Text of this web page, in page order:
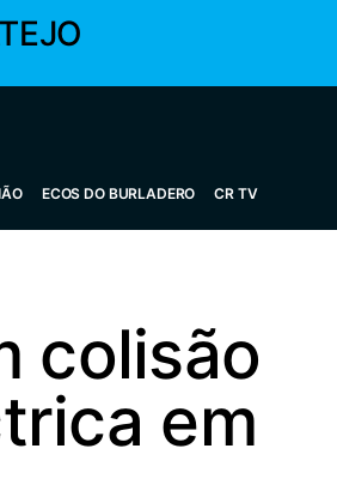
ECOS DO BURLADERO CR TV
colisão
em